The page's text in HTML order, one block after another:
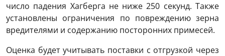
число падения Хагберга не ниже 250 секунд. Также
установлены ограничения по повреждению зерна
вредителями и содержанию посторонних примесей.
Оценка будет учитывать поставки с отгрузкой через